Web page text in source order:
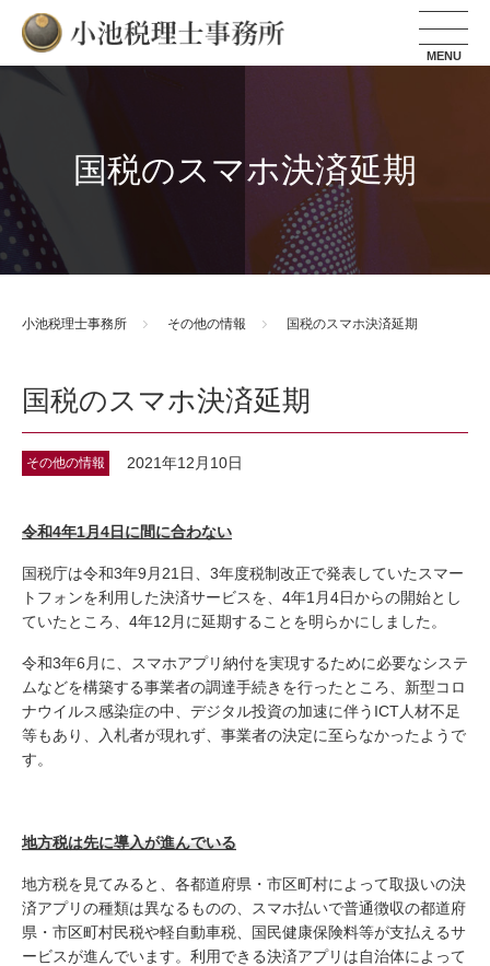
小池税理士事務所
国税のスマホ決済延期
小池税理士事務所 その他の情報 国税のスマホ決済延期
国税のスマホ決済延期
その他の情報 2021年12月10日
令和4年1月4日に間に合わない
国税庁は令和3年9月21日、3年度税制改正で発表していたスマー
トフォンを利用した決済サービスを、4年1月4日からの開始とし
ていたところ、4年12月に延期することを明らかにしました。
令和3年6月に、スマホアプリ納付を実現するために必要なシステ
ムなどを構築する事業者の調達手続きを行ったところ、新型コロ
ナウイルス感染症の中、デジタル投資の加速に伴うICT人材不足
等もあり、入札者が現れず、事業者の決定に至らなかったようで
す。
地方税は先に導入が進んでいる
地方税を見てみると、各都道府県・市区町村によって取扱いの決
済アプリの種類は異なるものの、スマホ払いで普通徴収の都道府
県・市区町村民税や軽自動車税、国民健康保険料等が支払えるサ
ービスが進んでいます。利用できる決済アプリは自治体によって